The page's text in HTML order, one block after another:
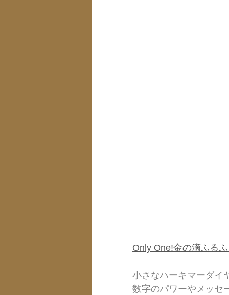
Only One!金の滴ふる
小さなハーキマーダイ
数字のパワーやメッセ